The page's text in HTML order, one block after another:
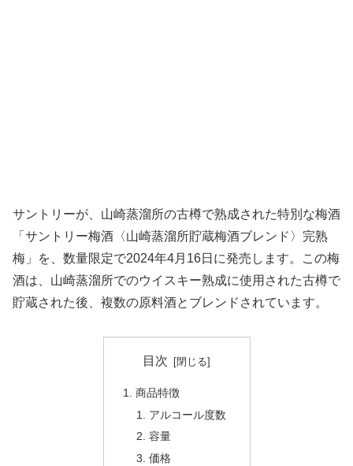
サントリーが、山崎蒸溜所の古樽で熟成された特別な梅酒
「サントリー梅酒〈山崎蒸溜所貯蔵梅酒ブレンド〉完熟
梅」を、数量限定で2024年4月16日に発売します。この梅
酒は、山崎蒸溜所でのウイスキー熟成に使用された古樽で
貯蔵された後、複数の原料酒とブレンドされています。
目次
商品特徴
アルコール度数
容量
価格